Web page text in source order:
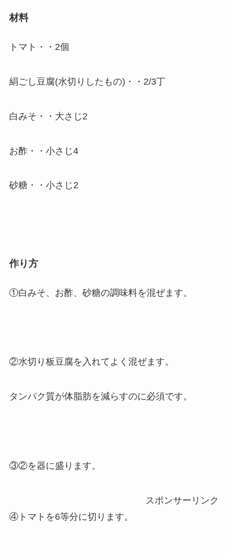
材料
トマト・・2個
絹ごし豆腐(水切りしたもの)・・2/3丁
白みそ・・大さじ2
お酢・・小さじ4
砂糖・・小さじ2
作り方
①白みそ、お酢、砂糖の調味料を混ぜます。
②水切り板豆腐を入れてよく混ぜます。
タンパク質が体脂肪を減らすのに必須です。
③②を器に盛ります。
スポンサーリンク
④トマトを6等分に切ります。